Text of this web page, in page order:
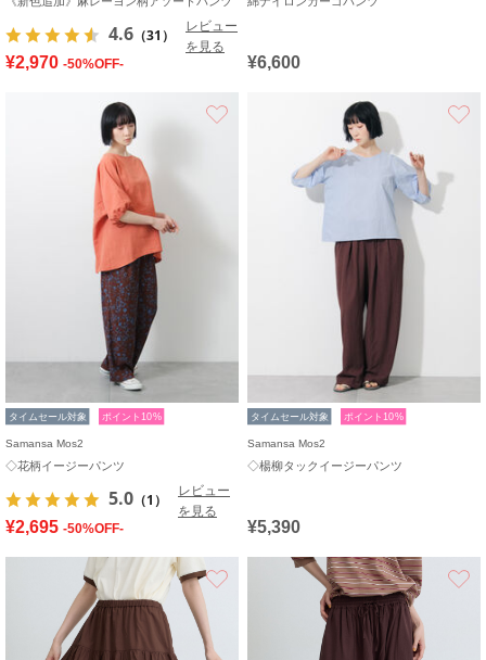
4.6 （31）
レビュー
を見る
¥2,970 -50%OFF- ¥6,600
タイムセール対象 ポイント10%
Samansa Mos2
◇花柄イージーパンツ
5.0 （1）
レビュー
を見る
¥2,695 -50%OFF-
タイムセール対象 ポイント10%
Samansa Mos2
◇楊柳タックイージーパンツ
¥5,390
お気に入り